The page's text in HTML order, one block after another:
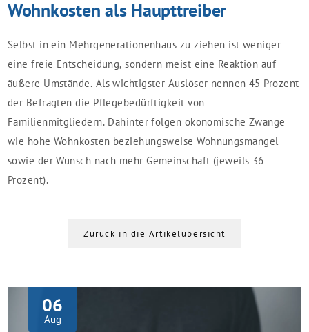
Wohnkosten als Haupttreiber
Selbst in ein Mehrgenerationenhaus zu ziehen ist weniger
eine freie Entscheidung, sondern meist eine Reaktion auf
äußere Umstände. Als wichtigster Auslöser nennen 45 Prozent
der Befragten die Pflegebedürftigkeit von
Familienmitgliedern. Dahinter folgen ökonomische Zwänge
wie hohe Wohnkosten beziehungsweise Wohnungsmangel
sowie der Wunsch nach mehr Gemeinschaft (jeweils 36
Prozent).
Zurück in die Artikelübersicht
06
Aug